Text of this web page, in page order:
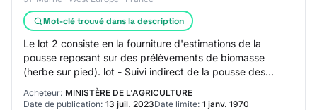
Mot-clé trouvé dans la description
Le lot 2 consiste en la fourniture d'estimations de la
pousse reposant sur des prélèvements de biomasse
(herbe sur pied). lot - Suivi indirect de la pousse des
prairies sur des parcelles pâturées con…
Acheteur: MINISTÈRE DE L'AGRICULTURE
Date de publication: 13 juil. 2023Date limite: 1 janv. 1970